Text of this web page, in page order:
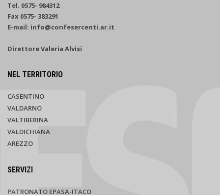
Tel. 0575- 984312
Fax 0575- 383291
E-mail: info@confesercenti.ar.it
Direttore Valeria Alvisi
NEL TERRITORIO
CASENTINO
VALDARNO
VALTIBERINA
VALDICHIANA
AREZZO
SERVIZI
PATRONATO EPASA-ITACO